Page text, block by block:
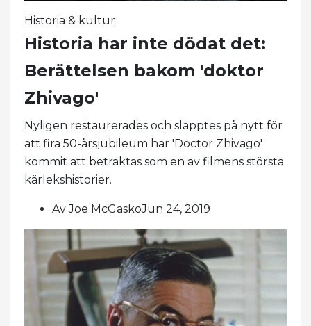
Historia & kultur
Historia har inte dödat det:
Berättelsen bakom 'doktor
Zhivago'
Nyligen restaurerades och släpptes på nytt för
att fira 50-årsjubileum har 'Doctor Zhivago'
kommit att betraktas som en av filmens största
kärlekshistorier.
Av Joe McGaskoJun 24, 2019